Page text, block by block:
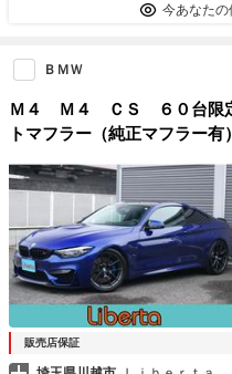
今あなたの
ＢＭＷ
Ｍ４ Ｍ４ ＣＳ ６０台限定
トマフラー（純正マフラー
Ｐ製フロントスプリッター
ザー／専用Ｍアロイ１９・２
販売店保証